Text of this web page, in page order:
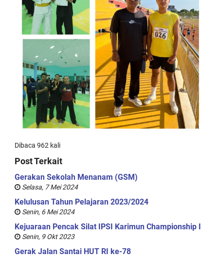
Dibaca 962 kali
Post Terkait
Gerakan Sekolah Menanam (GSM)
Selasa, 7 Mei 2024
Kelulusan Tahun Pelajaran 2023/2024
Senin, 6 Mei 2024
Kejuaraan Pencak Silat IPSI Karimun Championship I
Senin, 9 Okt 2023
Gerak Jalan Santai HUT RI ke-78